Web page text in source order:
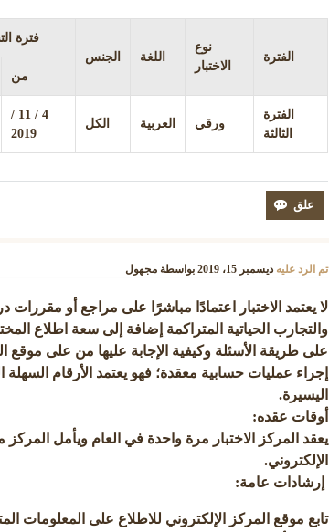
الفترة
نوع
الاختبار
اللغة الجنس
فترة
من
الفترة
الثالثة
ورقي العربية الكل
4 / 11 /
2019
تم الرد عليه ديسمبر 15، 2019 بواسطةمجهول
لا يعتمد الاختبار اعتمادًا مباشرًا على مراجع أو مقررات
والتجارب الحياتية المتراكمة إضافة إلى سعة اطلاع
على طريقة الأسئلة وكيفية الإجابة عليها من على موقع
إجراء عمليات حسابية معقدة؛ فهو يعتمد الأرقام السهلة
اليسيرة.
أوقات عقده:
يعقد المركز الاختبار مرة واحدة في العام ويأمل
الإلكتروني.
إرشادات عامة:
تابع موقع المركز الإلكتروني للاطلاع على المعلومات